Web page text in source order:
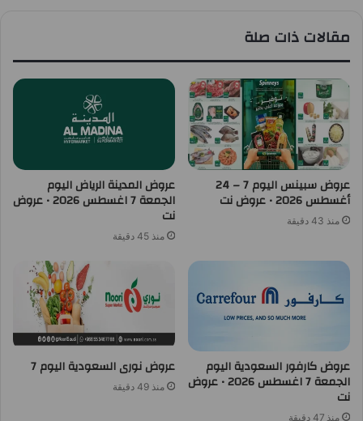
مقالات ذات صلة
عروض سبينس اليوم 7 – 24
أغسطس 2026 • عروض نت
منذ 43 دقيقة
عروض المدينة الرياض اليوم
الجمعة 7 اغسطس 2026 • عروض
نت
منذ 45 دقيقة
عروض كارفور السعودية اليوم
الجمعة 7 اغسطس 2026 • عروض
نت
منذ 47 دقيقة
عروض نورى السعودية اليوم 7
منذ 49 دقيقة